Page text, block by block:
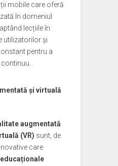
mobile care oferă
în domeniul
lecțiile în
utilizatorilor și
pentru a
și virtuală
augmentată
(VR) sunt, de
care